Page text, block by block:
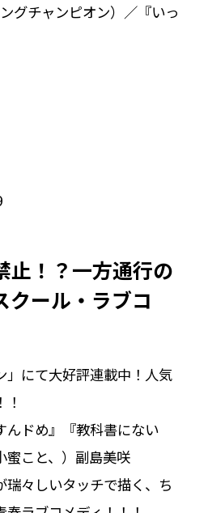
グチャンピオン）／『いっ
止！？一方通行の
クール・ラブコ
」にて大好評連載中！人気
んドめ』『教科書にない
こと、）副島美咲
瑞々しいタッチで描く、ち